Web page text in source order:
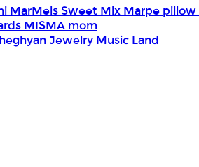
MarMels Sweet Mix Marpe pillow
MISMA mom
Jewelry Music Land